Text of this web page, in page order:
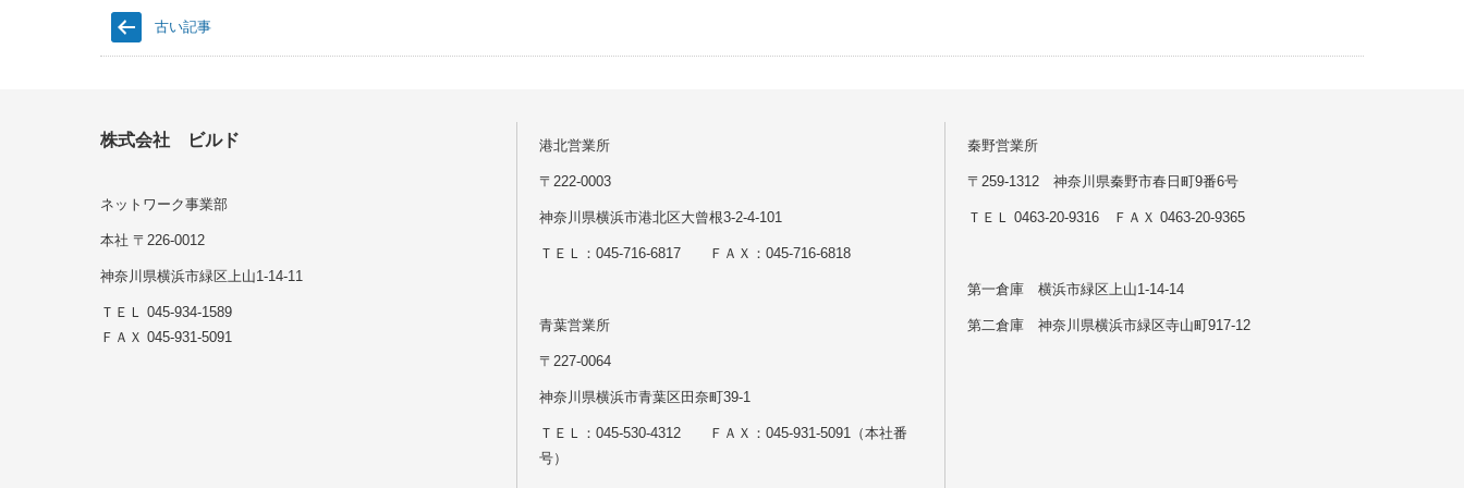
古い記事
株式会社 ビルド
ネットワーク事業部
本社 〒226-0012
神奈川県横浜市緑区上山1-14-11
ＴＥＬ 045-934-1589
ＦＡＸ 045-931-5091
港北営業所
〒222-0003
神奈川県横浜市港北区大曾根3-2-4-101
ＴＥＬ：045-716-6817 ＦＡＸ：045-716-6818
青葉営業所
〒227-0064
神奈川県横浜市青葉区田奈町39-1
ＴＥＬ：045-530-4312 ＦＡＸ：045-931-5091（本社番
号）
秦野営業所
〒259-1312 神奈川県秦野市春日町9番6号
ＴＥＬ 0463-20-9316 ＦＡＸ 0463-20-9365
第一倉庫 横浜市緑区上山1-14-14
第二倉庫 神奈川県横浜市緑区寺山町917-12